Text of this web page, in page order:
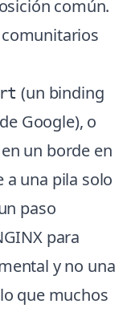
común.
(un binding
de Google), o
un borde en
a una pila solo
paso
para
y no una
que muchos